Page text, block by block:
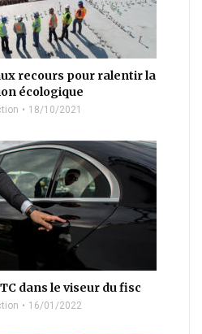
recours pour ralentir la
écologique
18/10/2021
dans le viseur du fisc
16/01/2022